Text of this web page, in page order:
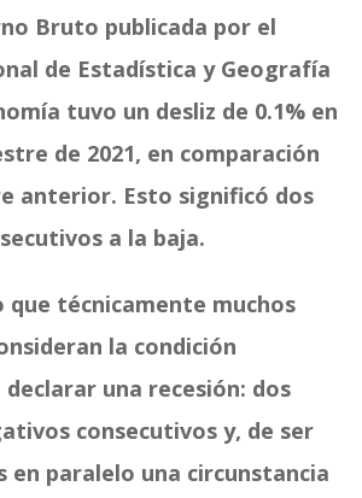
Bruto publicada por el
de Estadística y Geografía
tuvo un desliz de 0.1% en
de 2021, en comparación
anterior. Esto significó dos
a la baja.
que técnicamente muchos
la condición
una recesión: dos
consecutivos y, de ser
en paralelo una circunstancia